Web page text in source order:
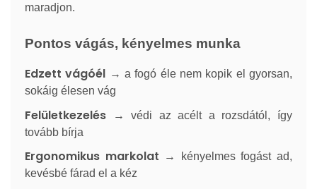
maradjon.
Pontos vágás, kényelmes munka
Edzett vágóél → a fogó éle nem kopik el gyorsan,
sokáig élesen vág
Felületkezelés → védi az acélt a rozsdától, így
tovább bírja
Ergonomikus markolat → kényelmes fogást ad,
kevésbé fárad el a kéz